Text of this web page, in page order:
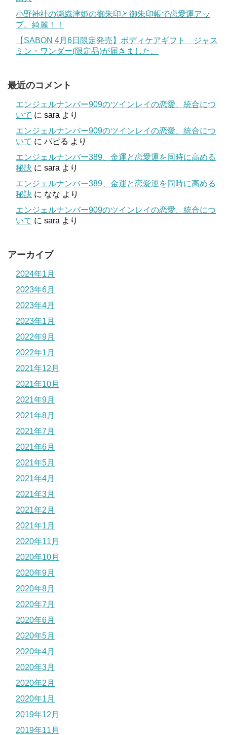
小野神社の瀬織津姫の御朱印と御朱印帳で恋愛運アッ
プ。綺麗！！
【SABON 4月6日限定発売】ボディケアギフト ジャス
ミン・ワンダー(限定品)が届きました。
最近のコメント
エンジェルナンバー909のツインレイの恋愛、統合につ
いて に sara より
エンジェルナンバー909のツインレイの恋愛、統合につ
いて に パピる より
エンジェルナンバー389、金運と恋愛運を同時に高める
秘訣 に sara より
エンジェルナンバー389、金運と恋愛運を同時に高める
秘訣 に なな より
エンジェルナンバー909のツインレイの恋愛、統合につ
いて に sara より
アーカイブ
2024年1月
2023年6月
2023年4月
2023年1月
2022年9月
2022年1月
2021年12月
2021年10月
2021年9月
2021年8月
2021年7月
2021年6月
2021年5月
2021年4月
2021年3月
2021年2月
2021年1月
2020年11月
2020年10月
2020年9月
2020年8月
2020年7月
2020年6月
2020年5月
2020年4月
2020年3月
2020年2月
2020年1月
2019年12月
2019年11月